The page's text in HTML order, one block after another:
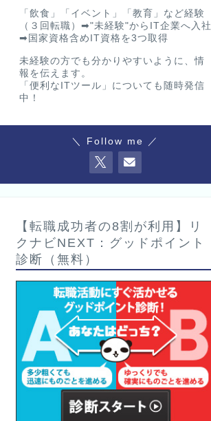
「飲食」「イベント」「教育」など経験
（３回転職）➡"未経験"からIT企業へ入社
➡国家資格含めIT資格を3つ取得
未経験の方でも分かりやすいように、情
報を伝えます。
「便利なITツール」についても随時発信
中！
＼ Follow me ／
【転職成功者の8割が利用】リ
クナビNEXT：グッドポイント
診断（無料）